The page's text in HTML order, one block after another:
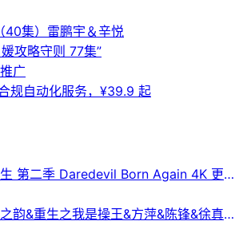
40集）雷鹏宇＆辛悦
攻略守则 77集”
推广
规自动化服务，¥39.9 起
生 第二季 Daredevil Born Again 4K 更新
韵&重生之我是操王&方萍&陈锋&徐真真